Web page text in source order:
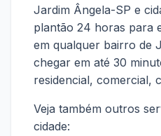
Jardim Ângela-SP e
plantão 24 horas para
em qualquer bairro de
chegar em até 30
residencial, comercial,
Veja também outros
cidade: